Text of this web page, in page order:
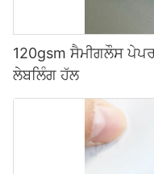
120gsm ਸੈਮੀਗਲੌਸ
ਲੇਬਲਿੰਗ ਹੱਲ